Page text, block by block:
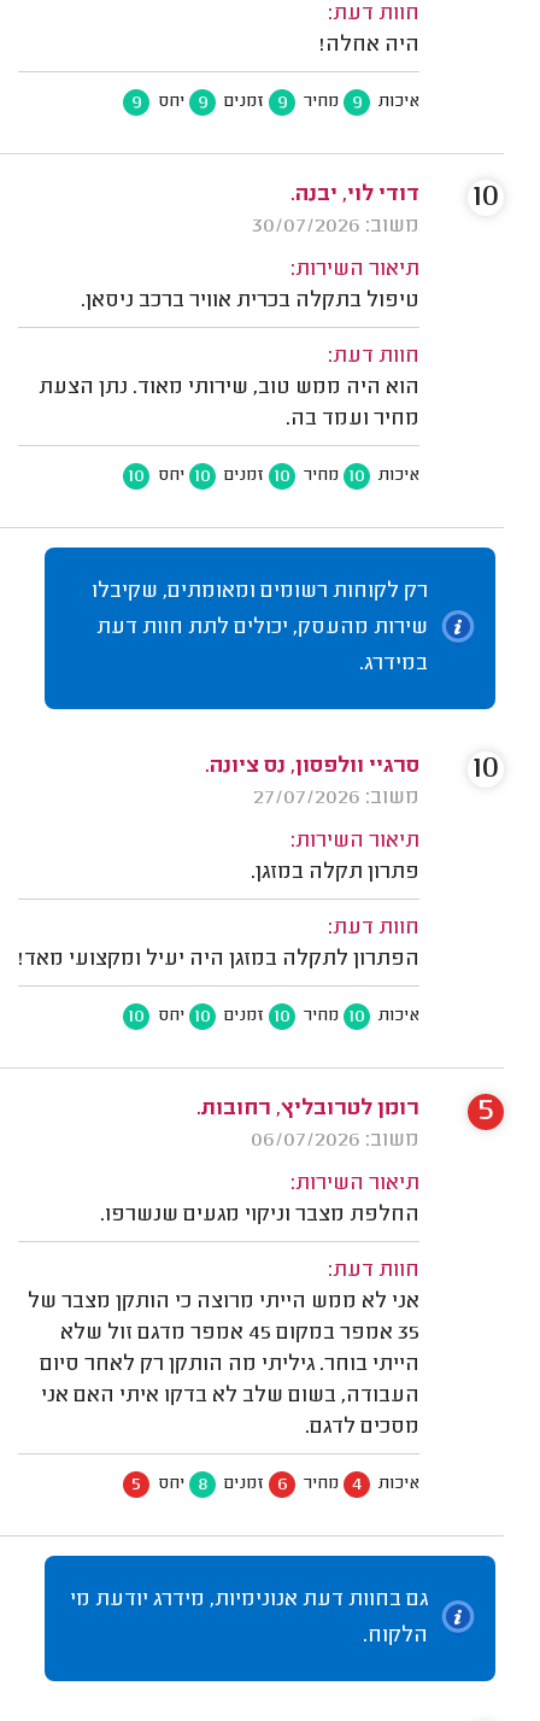
חוות דעת:
היה אחלה!
איכות 9 מחיר 9 זמנים 9 יחס 9
דודי לוי, יבנה.
משוב: 30/07/2026
תיאור השירות:
טיפול בתקלה בכרית אוויר ברכב ניסאן.
חוות דעת:
הוא היה ממש טוב, שירותי מאוד. נתן הצעת
מחיר ועמד בה.
איכות 10 מחיר 10 זמנים 10 יחס 10
10
רק לקוחות רשומים ומאומתים, שקיבלו
שירות מהעסק, יכולים לתת חוות דעת
במידרג.
סרגיי וולפסון, נס ציונה.
משוב: 27/07/2026
תיאור השירות:
פתרון תקלה במזגן.
חוות דעת:
הפתרון לתקלה במזגן היה יעיל ומקצועי מאד!
איכות 10 מחיר 10 זמנים 10 יחס 10
10
רומן לטרובליץ, רחובות.
משוב: 06/07/2026
תיאור השירות:
החלפת מצבר וניקוי מגעים שנשרפו.
חוות דעת:
אני לא ממש הייתי מרוצה כי הותקן מצבר של
35 אמפר במקום 45 אמפר מדגם זול שלא
הייתי בוחר. גיליתי מה הותקן רק לאחר סיום
העבודה, בשום שלב לא בדקו איתי האם אני
מסכים לדגם.
איכות 4 מחיר 6 זמנים 8 יחס 5
5
גם בחוות דעת אנונימיות, מידרג יודעת מי
הלקוח.